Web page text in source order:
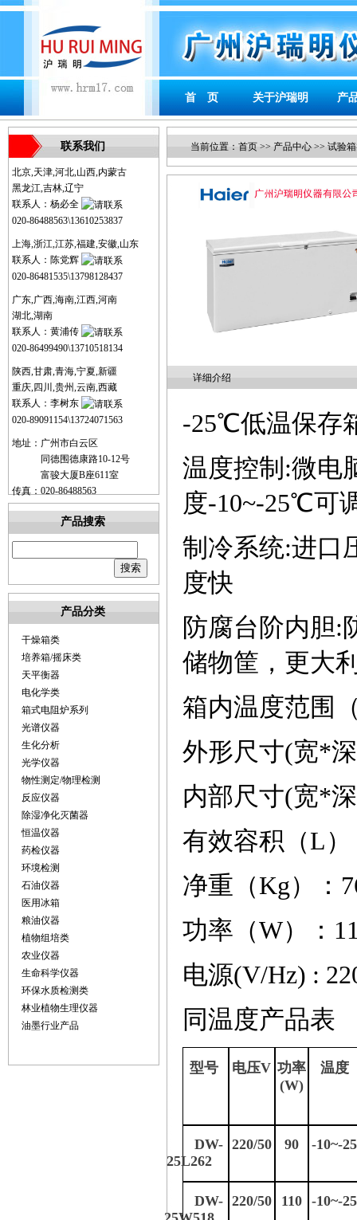
首 页 关于沪瑞明 产
联系我们
北京,天津,河北,山西,内蒙古
黑龙江,吉林,辽宁
联系人：杨必全
020-86488563\13610253837
上海,浙江,江苏,福建,安徽,山东
联系人：陈党辉
020-86481535\13798128437
广东,广西,海南,江西,河南
湖北,湖南
联系人：黄浦传
020-86499490\13710518134
陕西,甘肃,青海,宁夏,新疆
重庆,四川,贵州,云南,西藏
联系人：李树东
020-89091154\13724071563
地址：广州市白云区
同德围德康路10-12号
富骏大厦B座611室
传真：020-86488563
产品搜索
产品分类
干燥箱类
培养箱/摇床类
天平衡器
电化学类
箱式电阻炉系列
光谱仪器
生化分析
光学仪器
物性测定/物理检测
反应仪器
除湿净化灭菌器
恒温仪器
药检仪器
环境检测
石油仪器
医用冰箱
粮油仪器
植物组培类
农业仪器
生命科学仪器
环保水质检测类
林业植物生理仪器
油墨行业产品
当前位置： 首页 >> 产品中心 >> 试验
详细介绍
-25℃低温保存
温度控制 :微电
度-10~-25℃可
制冷系统:进口
度快
防腐台阶内胆:
储物筐，更大
箱内温度范围
外形尺寸(宽*深
内部尺寸(宽*深
有效容积（L）
净重（Kg） ：
功率（W） ：
电源(V/Hz) :
同温度产品表
型号 电压V 功率
(W)
温度
DW-
25L262
220/50 90 -10~-25
DW- 220/50 110 -10~-25